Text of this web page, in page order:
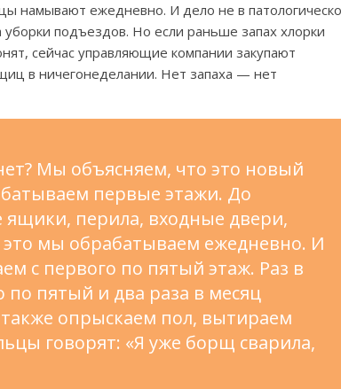
намывают ежедневно. И дело не в
подъездов. Но если раньше запах хлорки
сейчас управляющие компании закупают
в ничегонеделании. Нет запаха — нет
Мы объясняем, что это новый
первые этажи. До
перила, входные двери,
мы обрабатываем ежедневно. И
с первого по пятый этаж. Раз в
пятый и два раза в месяц
опрыскаем пол, вытираем
говорят: «Я уже борщ сварила,